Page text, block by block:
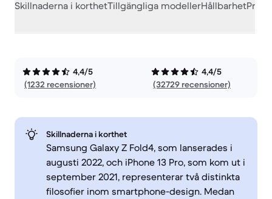
Skillnaderna i korthetTillgängliga modellerHållbarhet
4,4/5
(1232 recensioner)
4,4/5
(32729 recensioner)
Skillnaderna i korthet
Samsung Galaxy Z Fold4, som lanserades i
augusti 2022, och iPhone 13 Pro, som kom ut i
september 2021, representerar två distinkta
filosofier inom smartphone-design. Medan